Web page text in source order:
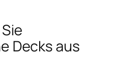
Decks aus